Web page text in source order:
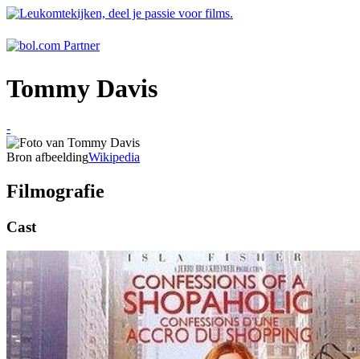
Tommy Davis
-
Bron afbeeldingWikipedia
Filmografie
Cast